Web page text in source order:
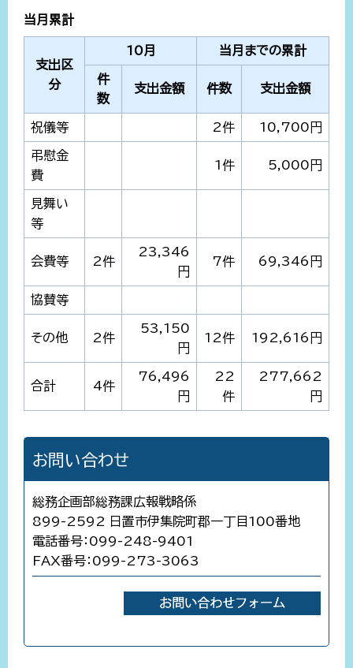
当月累計
支出区
分
10月 当月までの累計
件
数
支出金額 件数 支出金額
祝儀等 2件 10,700円
弔慰金
費
1件 5,000円
見舞い
等
会費等 2件
23,346
円
7件 69,346円
協賛等
その他 2件
53,150
円
12件 192,616円
合計 4件
76,496
円
22
件
277,662
円
お問い合わせ
総務企画部総務課広報戦略係
899-2592 日置市伊集院町郡一丁目100番地
電話番号：099-248-9401
FAX番号：099-273-3063